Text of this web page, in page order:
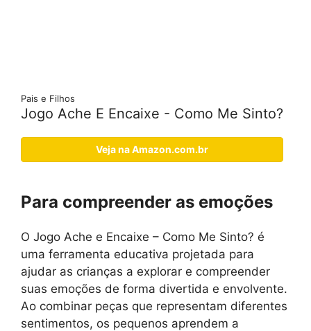
Pais e Filhos
Jogo Ache E Encaixe - Como Me Sinto?
Veja na Amazon.com.br
Para compreender as emoções
O Jogo Ache e Encaixe – Como Me Sinto? é
uma ferramenta educativa projetada para
ajudar as crianças a explorar e compreender
suas emoções de forma divertida e envolvente.
Ao combinar peças que representam diferentes
sentimentos, os pequenos aprendem a